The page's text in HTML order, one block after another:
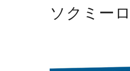
ソクミー